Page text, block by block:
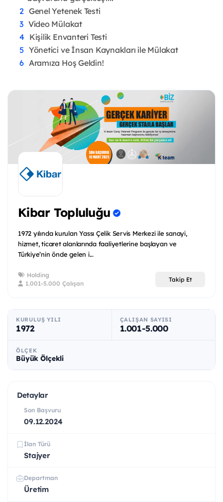
Genel Yetenek Testi
Video Mülakat
Kişilik Envanteri Testi
Yönetici ve İnsan Kaynakları ile Mülakat
Aramıza Hoş Geldin!
Kibar Topluluğu
1972 yılında kurulan Yassı Çelik Servis Merkezi ile sanayi,
hizmet, ticaret alanlarında faaliyetlerine başlayan ve
Türkiye’nin önde gelen i...
Holding
1.001-5.000 Çalışan
Takip Et
KURULUŞ YILI
1972
ÇALIŞAN SAYISI
1.001-5.000
ÖLÇEK
Büyük Ölçekli
Detaylar
Son Başvuru
09.12.2024
İlan Türü
Stajyer
Departman
Üretim